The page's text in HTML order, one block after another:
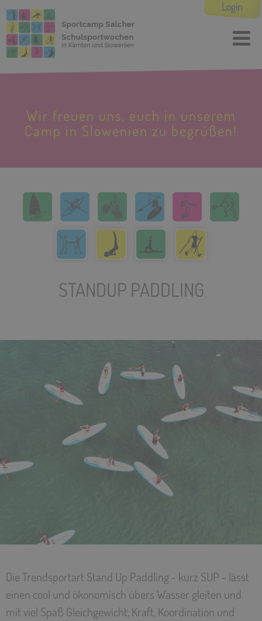
Login
Wir freuen uns, euch in unserem
Camp in Slowenien zu begrüßen!
STANDUP PADDLING
Die Trendsportart Stand Up Paddling - kurz SUP - lässt
einen cool und ökonomisch übers Wasser gleiten und
mit viel Spaß Gleichgewicht, Kraft, Koordination und